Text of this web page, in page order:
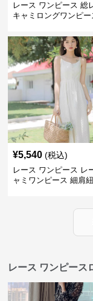
レース ワンピース 総
キャミロングワンピー
¥5,540 (税込)
レース ワンピース レ
ャミワンピース 細肩
レース ワンピース